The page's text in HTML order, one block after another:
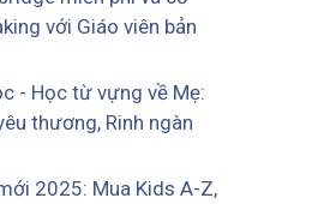
với Giáo viên bản
- Học từ vựng về Mẹ:
thương, Rinh ngàn
2025: Mua Kids A-Z,